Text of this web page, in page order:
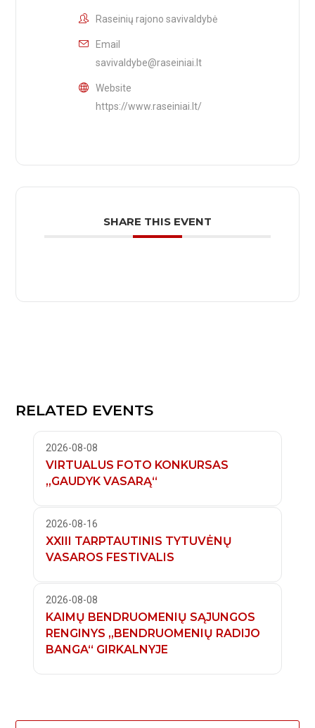
Raseinių rajono savivaldybė
Email
savivaldybe@raseiniai.lt
Website
https://www.raseiniai.lt/
SHARE THIS EVENT
RELATED EVENTS
2026-08-08
VIRTUALUS FOTO KONKURSAS
„GAUDYK VASARĄ“
2026-08-16
XXIII TARPTAUTINIS TYTUVĖNŲ
VASAROS FESTIVALIS
2026-08-08
KAIMŲ BENDRUOMENIŲ SĄJUNGOS
RENGINYS „BENDRUOMENIŲ RADIJO
BANGA“ GIRKALNYJE